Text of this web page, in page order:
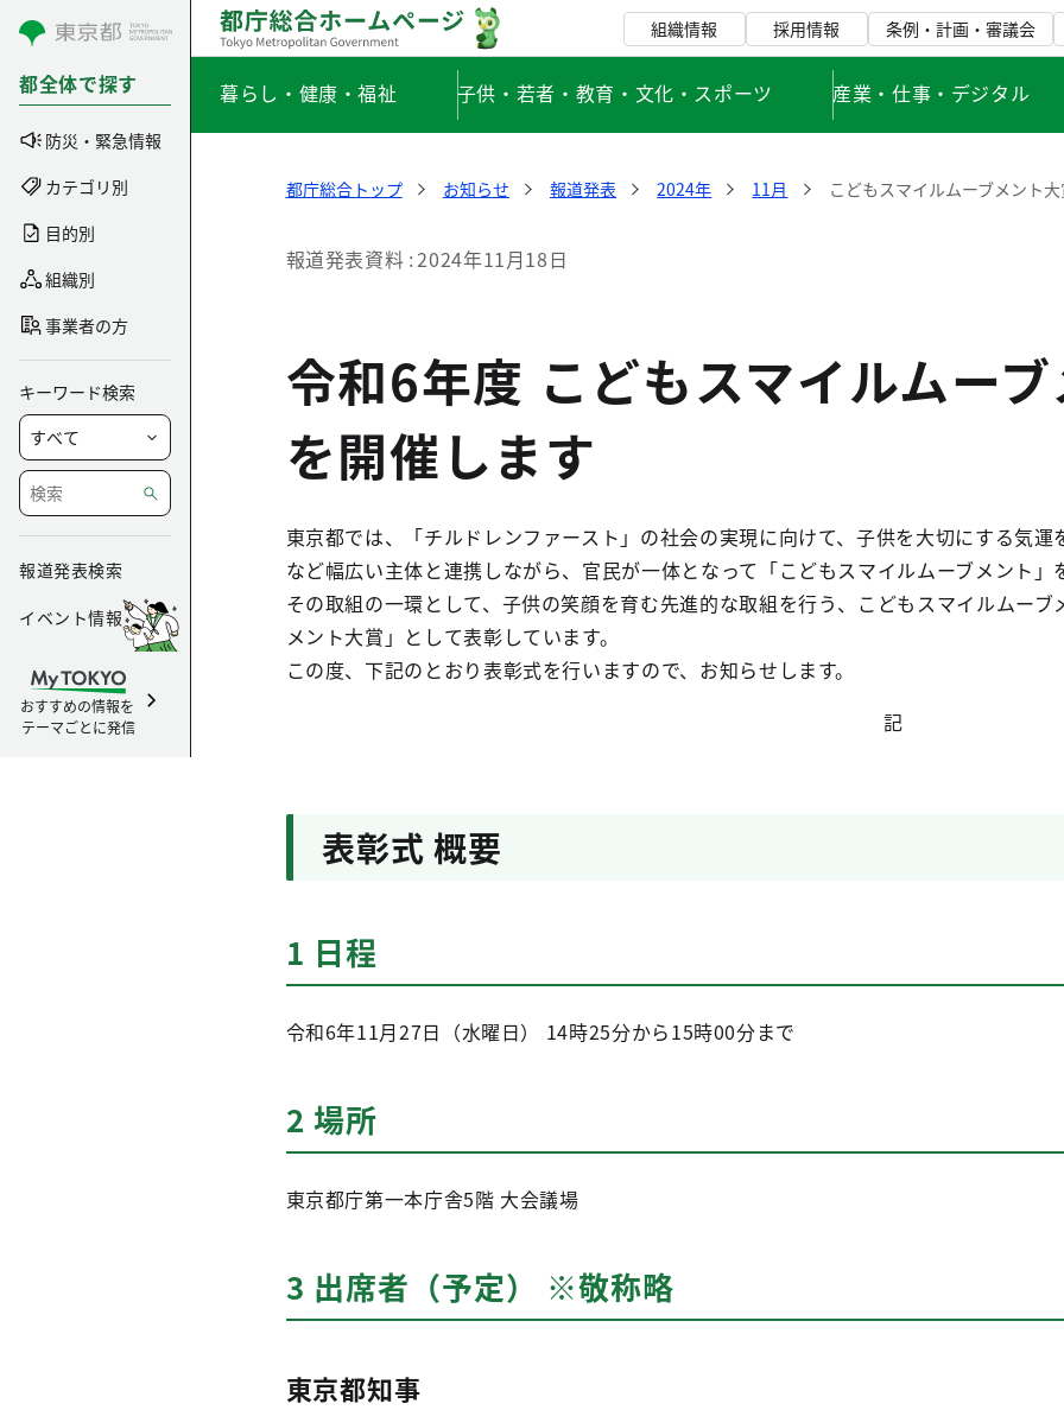
コンテンツにスキップ
都全体で探す
防災・緊急情報
カテゴリ別
目的別
組織別
事業者の方
キーワード検索
報道発表検索
イベント情報
おすすめの情報を
テーマごとに発信
組織情報 採用情報 条例・計画・審議会
暮らし・健康・福祉 子供・若者・教育・文化・スポーツ 産業・仕事・デジタル
都庁総合トップ お知らせ 報道発表 2024年 11月 こどもスマイルムーブメント
報道発表資料 2024年11月18日
令和6年度 こどもスマイルムー
を開催します
東京都では、「チルドレンファースト」の社会の実現に向けて、子供を大切にする気
など幅広い主体と連携しながら、官民が一体となって「こどもスマイルムーブメント」
その取組の一環として、子供の笑顔を育む先進的な取組を行う、こどもスマイルムー
メント大賞」として表彰しています。
この度、下記のとおり表彰式を行いますので、お知らせします。
記
表彰式 概要
1 日程
令和6年11月27日（水曜日） 14時25分から15時00分まで
2 場所
東京都庁第一本庁舎5階 大会議場
3 出席者（予定） ※敬称略
東京都知事